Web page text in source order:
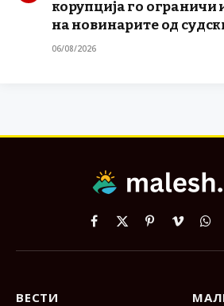
корупција го ограничи
на новинарите од
06/08/2026
Facebook
X
PinterestVimeo
ВЕСТИ